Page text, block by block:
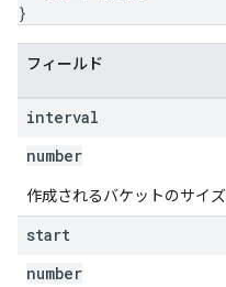
}
フィールド
interval
number
作成されるバケットのサイ
start
number